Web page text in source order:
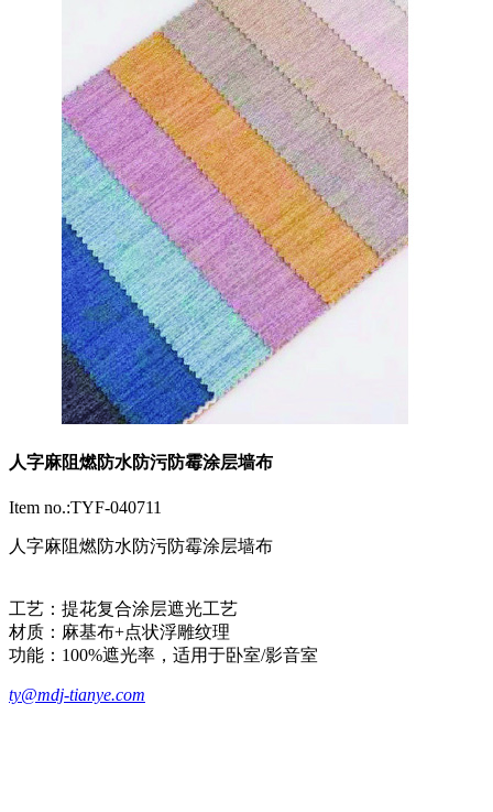
人字麻阻燃防水防污防霉涂层墙布
Item no.:TYF-040711
人字麻阻燃防水防污防霉涂层墙布
工艺‌：提花复合涂层遮光工艺
‌材质‌：麻基布+点状浮雕纹理
‌功能‌：100%遮光率，适用于卧室/影音室
ty@mdj-tianye.com